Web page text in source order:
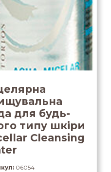
для будь-
типу шкіри
Cleansing
06054